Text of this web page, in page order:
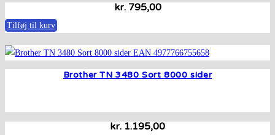
kr.795,00
Tilføj til kurv
Brother TN 3480 Sort 8000 sider
kr. 1.195,00